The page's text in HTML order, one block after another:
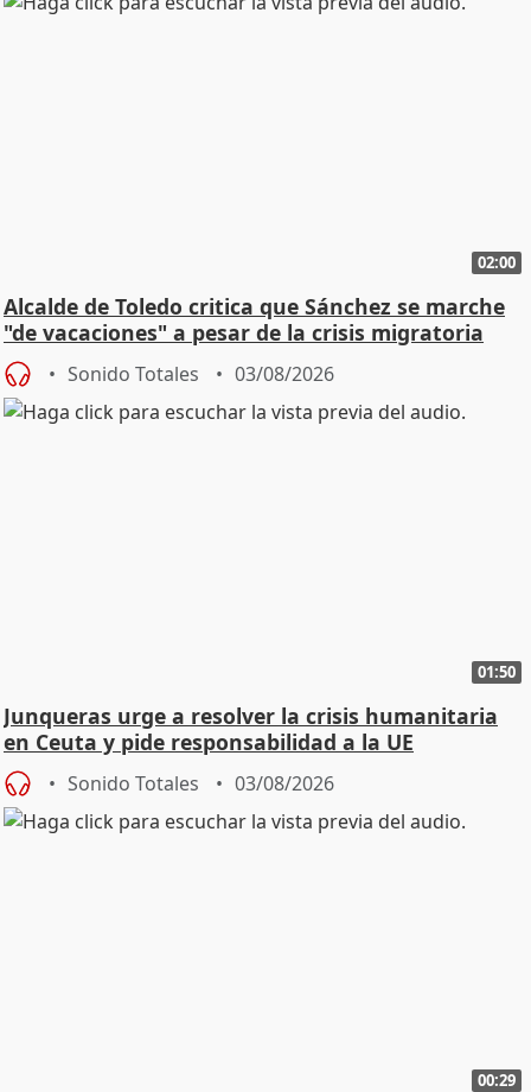
02:00
Alcalde de Toledo critica que Sánchez se marche
"de vacaciones" a pesar de la crisis migratoria
Sonido Totales 03/08/2026
01:50
Junqueras urge a resolver la crisis humanitaria
en Ceuta y pide responsabilidad a la UE
Sonido Totales 03/08/2026
00:29